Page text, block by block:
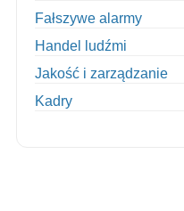
Fałszywe alarmy
Handel ludźmi
Jakość i zarządzanie
Kadry